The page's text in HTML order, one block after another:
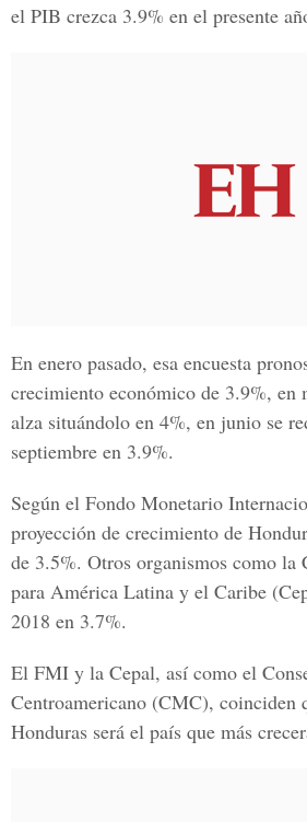
el PIB crezca 3.9% en el presente
En enero pasado, esa encuesta
crecimiento económico de 3.9%, en
alza situándolo en 4%, en junio se
septiembre en 3.9%.
Según el Fondo Monetario
proyección de crecimiento de
de 3.5%. Otros organismos como la
para América Latina y el Caribe
2018 en 3.7%.
El FMI y la Cepal, así como el
Centroamericano (CMC), coinciden
Honduras será el país que más